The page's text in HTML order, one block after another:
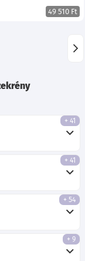
49 510 Ft
+ 41
+ 41
+ 54
+ 9